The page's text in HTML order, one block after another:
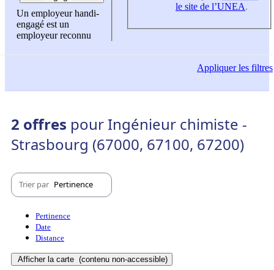
Un employeur handi-
engagé est un
employeur reconnu
le site de l’UNEA.
Appliquerles filtres
2 offres pour Ingénieur chimiste -
Strasbourg (67000, 67100, 67200)
Trier par Pertinence
Pertinence
Date
Distance
Afficher la carte (contenu non-accessible)